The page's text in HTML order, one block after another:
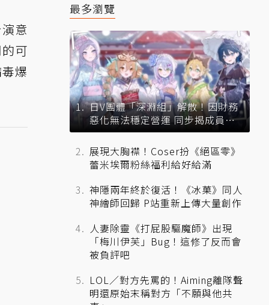
意
可
爆
最多瀏覽
日V團體「深淵組」解散！因財務
惡化無法穩定營運 同步揭成員未
來去向
展現大胸襟！Coser扮《絕區零》
蕾米埃爾粉絲福利給好給滿
神隱兩年終於復活！《冰菓》同人
神繪師回歸 P站重新上傳大量創作
人妻除靈《打屁股驅魔師》出現
「梅川伊芙」Bug！這修了反而會
被負評吧
LOL／對方先罵的！Aiming離隊聲
明還原始末稱對方「不願與他共